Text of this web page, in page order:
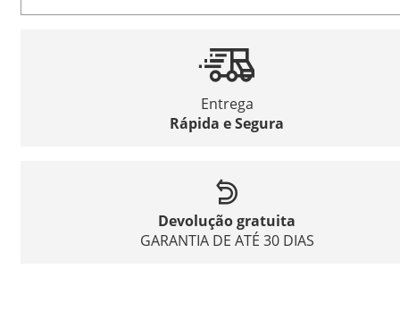
Entrega
Rápida e Segura
Devolução gratuita
GARANTIA DE ATÉ 30 DIAS